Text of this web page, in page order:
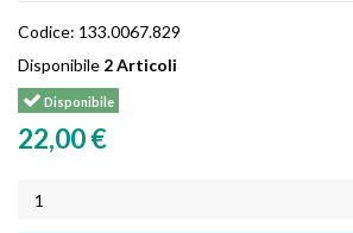
Codice: 133.0067.829
Disponibile 2 Articoli
Disponibile
22,00 €